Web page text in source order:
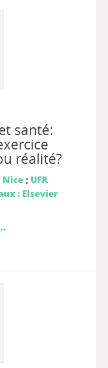
santé:
réalité?
Nice; UFR
: Elsevier